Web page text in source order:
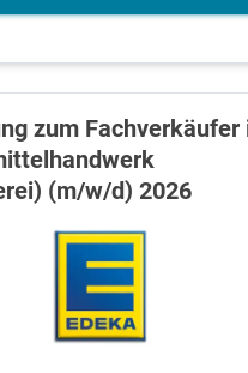
zum Fachverkäufer
(m/w/d) 2026